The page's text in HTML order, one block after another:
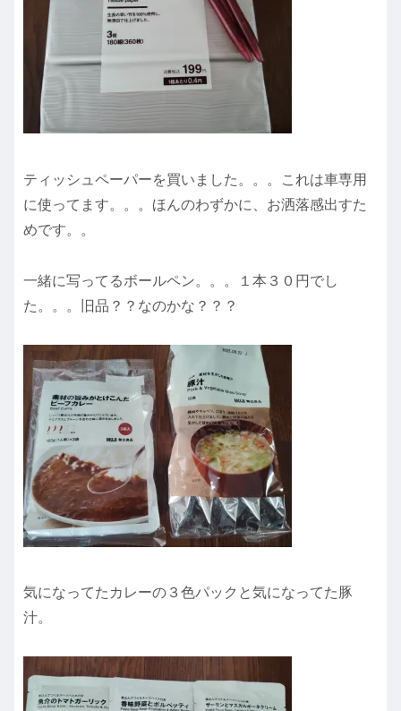
ティッシュペーパーを買いました。。。これは車専用
に使ってます。。。ほんのわずかに、お洒落感出すた
めです。。
一緒に写ってるボールペン。。。１本３０円でし
た。。。旧品？？なのかな？？？
気になってたカレーの３色パックと気になってた豚
汁。